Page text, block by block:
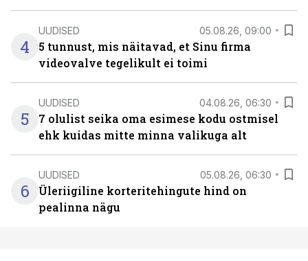
4
UUDISED 05.08.26, 09:00
5 tunnust, mis näitavad, et Sinu firma
videovalve tegelikult ei toimi
5
UUDISED 04.08.26, 06:30
7 olulist seika oma esimese kodu ostmisel
ehk kuidas mitte minna valikuga alt
6
UUDISED 05.08.26, 06:30
Üleriigiline korteritehingute hind on
pealinna nägu